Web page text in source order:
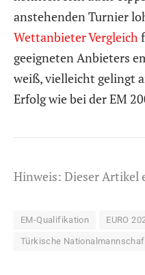
anstehenden Turnier
Wettanbieter Vergleich
geeigneten Anbieters
weiß, vielleicht gelingt
Erfolg wie bei der EM
Hinweis: Dieser Artikel
EM-Qualifikation EURO
Türkische